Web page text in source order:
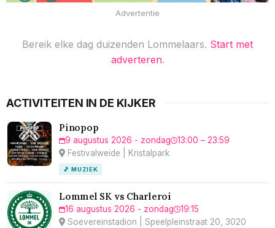
Advertentie
Bereik elke dag duizenden Lommelaars. Start met
adverteren.
ACTIVITEITEN IN DE KIJKER
Pinopop
9 augustus 2026 - zondag
13:00 – 23:59
Festivalweide | Kristalpark
🎵 MUZIEK
Lommel SK vs Charleroi
16 augustus 2026 - zondag
19:15
Soevereinstadion | Speelpleinstraat 20, 3020